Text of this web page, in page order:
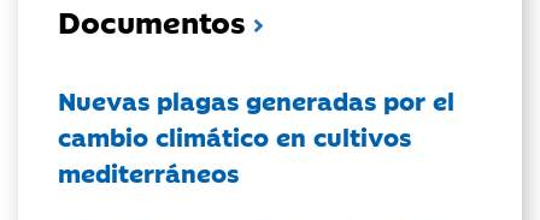
Documentos
Nuevas plagas generadas por el
cambio climático en cultivos
mediterráneos